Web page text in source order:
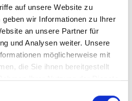
auf unsere Website zu
wir Informationen zu Ihrer
an unsere Partner für
und Analysen weiter. Unsere
möglicherweise mit
die Sie ihnen bereitgestellt
Ihrer Nutzung der Dienste
wissenschaftlichen
ohne das richtige
Herausforderung
ausgestattet mit
Strategiendieses
Formatierung deiner